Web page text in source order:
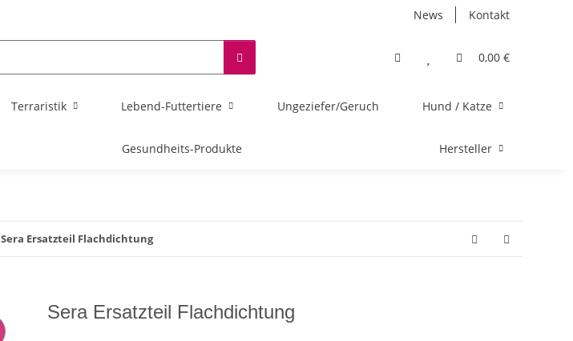
News Kontakt
0,00 €
Terraristik Lebend-Futtertiere Ungeziefer/Geruch Hund / Katze
Gesundheits-Produkte Hersteller
Sera Ersatzteil Flachdichtung
Sera Ersatzteil Flachdichtung